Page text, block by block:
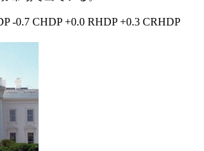
-0.7 CHDP +0.0 RHDP +0.3 CRHDP